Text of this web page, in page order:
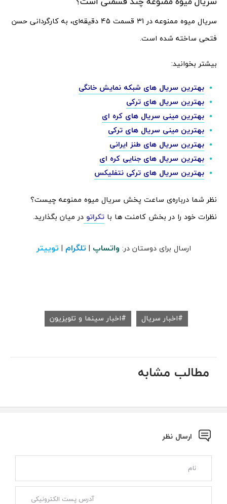
سریال میوه ممنوعه در 31 قسمت 45 دقیقه‌ای، به کارگردانی حسن
فتحی ساخته شده است.
بیشتر بخوانید:
بهترین سریال های شبکه نمایش خانگی
بهترین سریال های ترکی
بهترین مینی سریال های کره ای
بهترین مینی سریال های ترکی
بهترین سریال های طنز ایرانی
بهترین سریال های جنایی کره ای
بهترین سریال های ترکی نتفلیکس
نظر شما درباره‌ی ساعت پخش سریال میوه ممنوعه چیست؟
نظرات خود را در بخش کامنت ها با تکراتو در میان بگذارید.
ارسال برای دوستان در: واتساپ | تلگرام | توییتر
اخبار سریال اخبار سینما و تلویزیون
مطالب مشابه
ارسال نظر